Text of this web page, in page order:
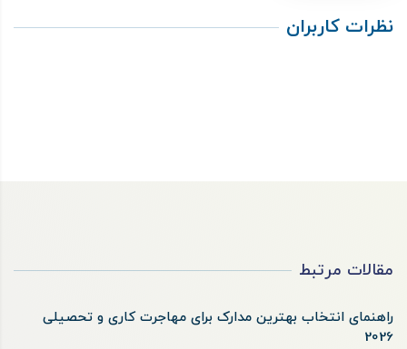
نظرات کاربران
مقالات مرتبط
راهنمای انتخاب بهترین مدارک برای مهاجرت کاری و تحصیلی
2026